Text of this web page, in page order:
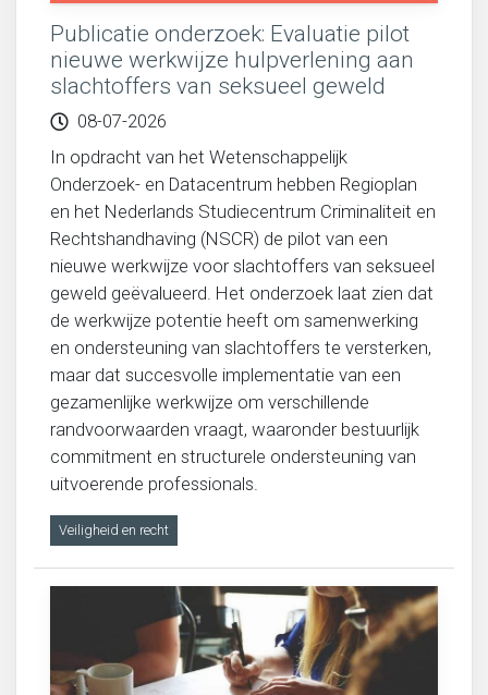
Publicatie onderzoek: Evaluatie pilot
nieuwe werkwijze hulpverlening aan
slachtoffers van seksueel geweld
08-07-2026
In opdracht van het Wetenschappelijk
Onderzoek- en Datacentrum hebben Regioplan
en het Nederlands Studiecentrum Criminaliteit en
Rechtshandhaving (NSCR) de pilot van een
nieuwe werkwijze voor slachtoffers van seksueel
geweld geëvalueerd. Het onderzoek laat zien dat
de werkwijze potentie heeft om samenwerking
en ondersteuning van slachtoffers te versterken,
maar dat succesvolle implementatie van een
gezamenlijke werkwijze om verschillende
randvoorwaarden vraagt, waaronder bestuurlijk
commitment en structurele ondersteuning van
uitvoerende professionals.
Veiligheid en recht